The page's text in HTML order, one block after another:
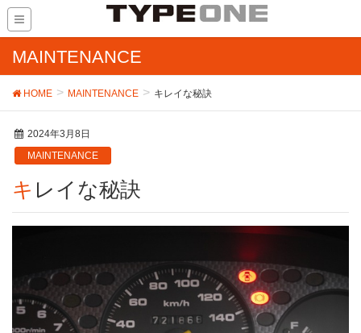
MAINTENANCE
HOME MAINTENANCE キレイな秘訣
2024年3月8日
MAINTENANCE
キレイな秘訣